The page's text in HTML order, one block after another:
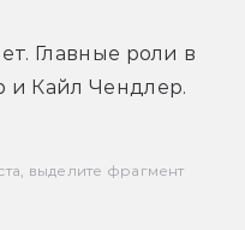
Главные роли в
и Кайл Чендлер.
выделите фрагмент